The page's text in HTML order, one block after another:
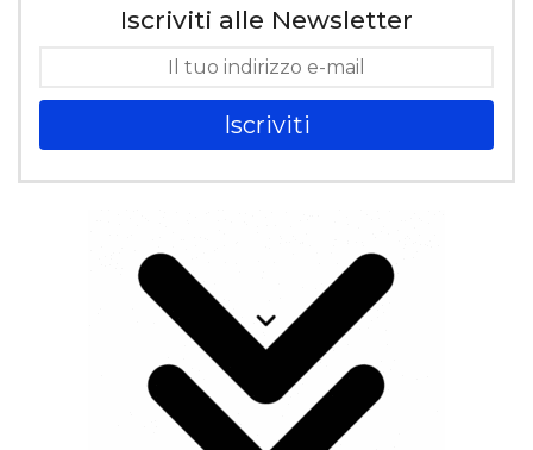
Iscriviti alle Newsletter
Iscriviti